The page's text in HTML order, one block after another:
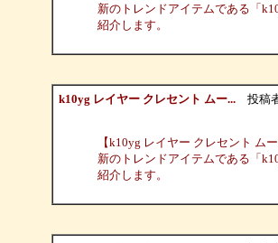
新のトレンドアイテムである「
紹介します。
k10yg レイヤー クレセント ムー...投稿
【k10yg レイヤー クレセント ム
新のトレンドアイテムである「
紹介します。